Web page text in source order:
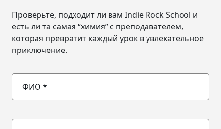
Проверьте, подходит ли вам Indie Rock School и
есть ли та самая “химия” с преподавателем,
которая превратит каждый урок в увлекательное
приключение.